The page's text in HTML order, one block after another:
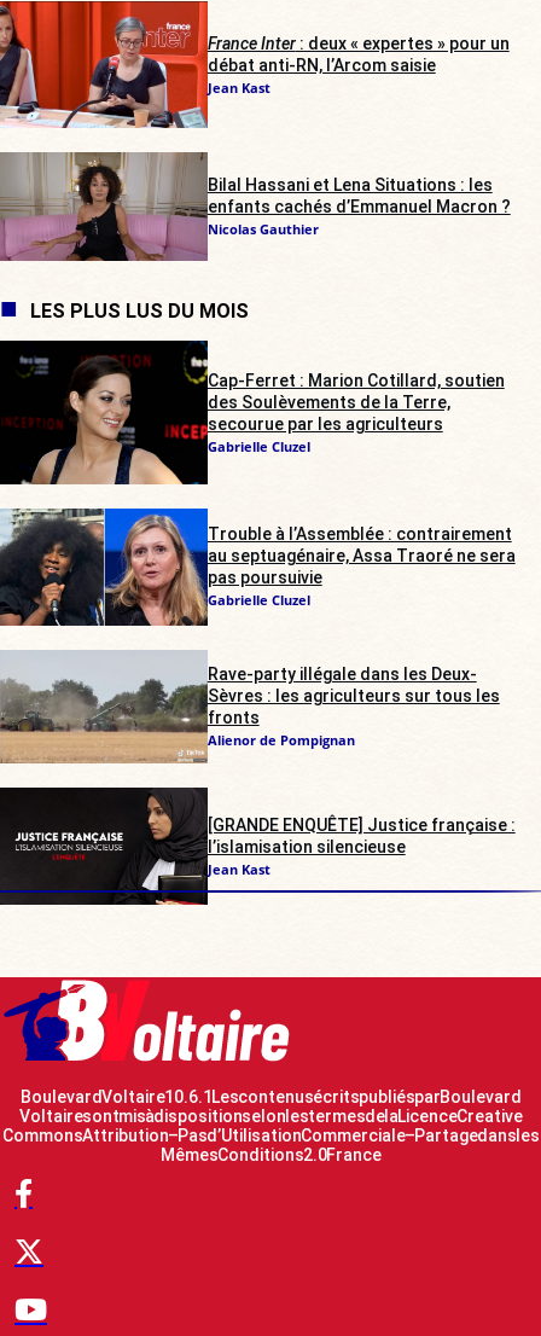
France Inter: deux « expertes » pour un
débat anti-RN, l’Arcom saisie
Jean Kast
Bilal Hassani et Lena Situations : les
enfants cachés d’Emmanuel Macron ?
Nicolas Gauthier
LES PLUS LUS DU MOIS
Cap-Ferret : Marion Cotillard, soutien
des Soulèvements de la Terre,
secourue par les agriculteurs
Gabrielle Cluzel
Trouble à l’Assemblée : contrairement
au septuagénaire, Assa Traoré ne sera
pas poursuivie
Gabrielle Cluzel
Rave-party illégale dans les Deux-
Sèvres : les agriculteurs sur tous les
fronts
Alienor de Pompignan
[GRANDE ENQUÊTE] Justice française :
l’islamisation silencieuse
Jean Kast
Boulevard Voltaire 10.6.1 Les contenus écrits publiés par Boulevard
Voltaire sont mis à disposition selon les termes de la Licence Creative
Commons Attribution – Pas d’Utilisation Commerciale – Partage dans les
Mêmes Conditions 2.0 France